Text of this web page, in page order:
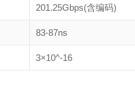
201.25Gbps(含编码)
83-87ns
3×10^-16